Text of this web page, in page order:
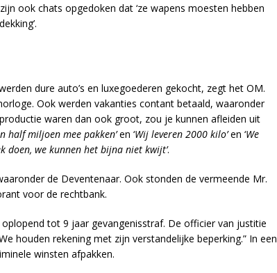
ook chats opgedoken dat ‘ze wapens moesten hebben
dure auto’s en luxegoederen gekocht, zegt het OM.
Ook werden vakanties contant betaald, waaronder
waren dan ook groot, zou je kunnen afleiden uit
half miljoen mee pakken’en ‘Wij leveren 2000 kilo’en ‘We
doen, we kunnen het bijna niet kwijt’.
de Deventenaar. Ook stonden de vermeende Mr.
voor de rechtbank.
tot 9 jaar gevangenisstraf. De officier van justitie
houden rekening met zijn verstandelijke beperking.” In een
winsten afpakken.